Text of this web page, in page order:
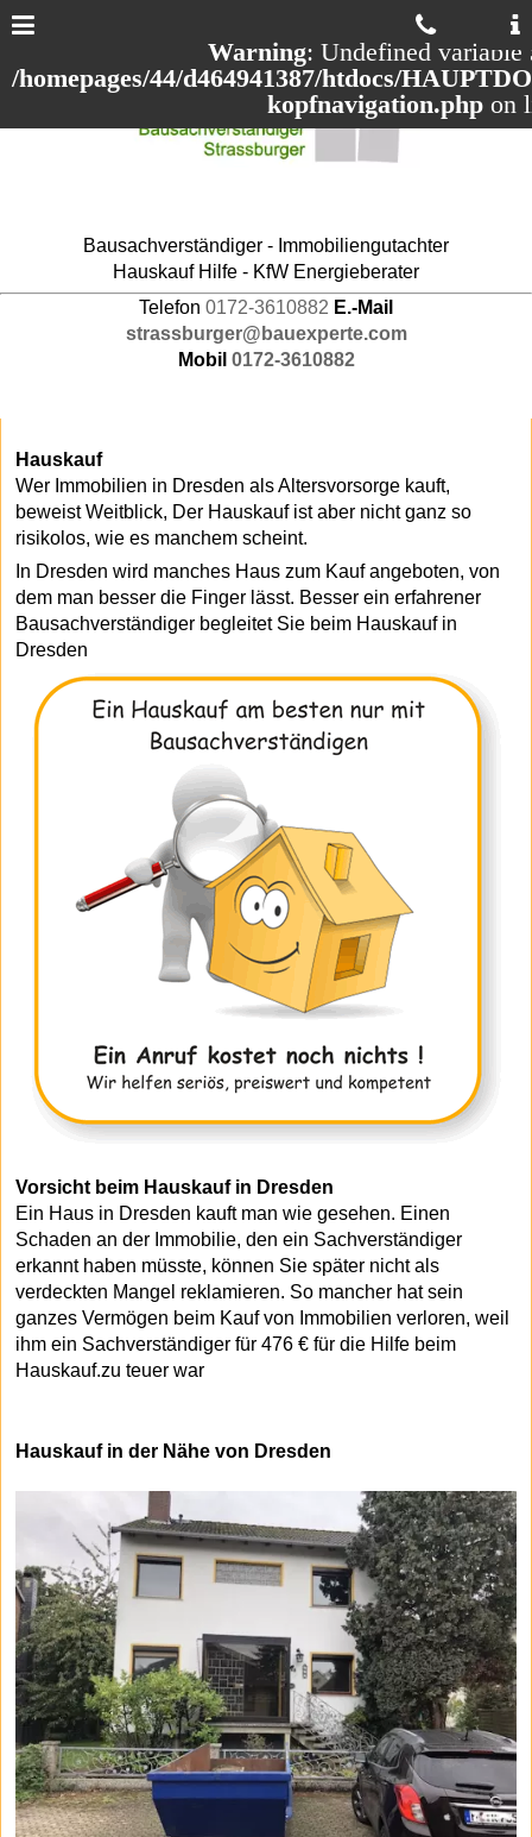
Warning: Undefined variable
/homepages/44/d464941387/htdocs/
kopfnavigation.php on
Bausachverständiger - Immobiliengutachter
Hauskauf Hilfe - KfW Energieberater
Telefon 0172-3610882 E.-Mail
strassburger@bauexperte.com
Mobil 0172-3610882
Hauskauf
Wer Immobilien in Dresden als Altersvorsorge kauft,
beweist Weitblick, Der Hauskauf ist aber nicht ganz so
risikolos, wie es manchem scheint.
In Dresden wird manches Haus zum Kauf angeboten, von
dem man besser die Finger lässt. Besser ein erfahrener
Bausachverständiger begleitet Sie beim Hauskauf in
Dresden
Vorsicht beim Hauskauf in Dresden
Ein Haus in Dresden kauft man wie gesehen. Einen
Schaden an der Immobilie, den ein Sachverständiger
erkannt haben müsste, können Sie später nicht als
verdeckten Mangel reklamieren. So mancher hat sein
ganzes Vermögen beim Kauf von Immobilien verloren, weil
ihm ein Sachverständiger für 476 € für die Hilfe beim
Hauskauf.zu teuer war
Hauskauf in der Nähe von Dresden